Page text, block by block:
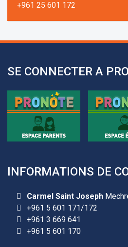
+961 25 601 172
SE CONNECTER A
INFORMATIONS DE
Carmel Saint Joseph
+961 5 601 171/172
+961 3 669 641
+961 5 601 170